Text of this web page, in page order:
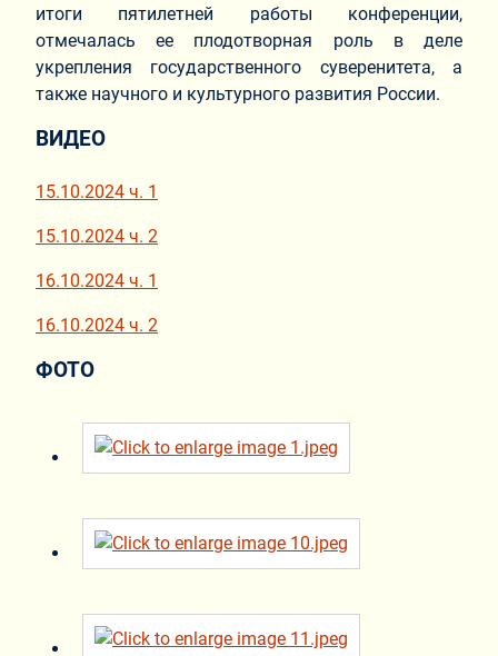
итоги пятилетней работы конференции,
отмечалась ее плодотворная роль в деле
укрепления государственного суверенитета, а
также научного и культурного развития России.
ВИДЕО
15.10.2024 ч. 1
15.10.2024 ч. 2
16.10.2024 ч. 1
16.10.2024 ч. 2
ФОТО